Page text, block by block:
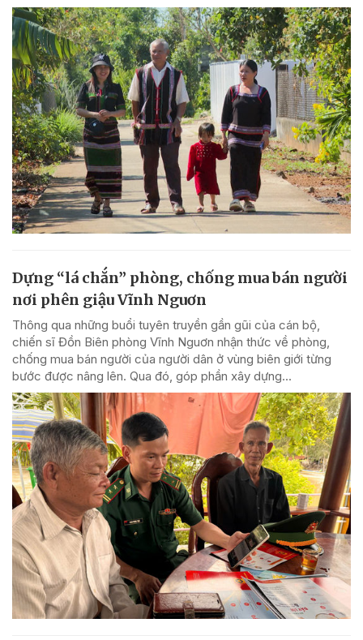
Dựng “lá chắn” phòng, chống mua bán người
nơi phên giậu Vĩnh Nguơn
Thông qua những buổi tuyên truyền gần gũi của cán bộ,
chiến sĩ Đồn Biên phòng Vĩnh Nguơn nhận thức về phòng,
chống mua bán người của người dân ở vùng biên giới từng
bước được nâng lên. Qua đó, góp phần xây dựng...